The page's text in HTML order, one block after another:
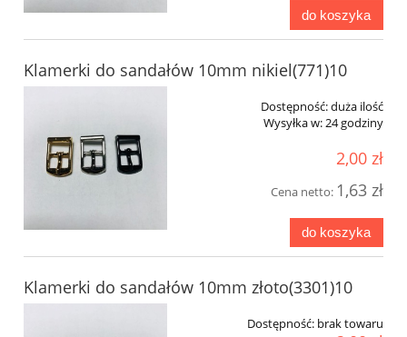
do koszyka
Klamerki do sandałów 10mm nikiel(771)10
Dostępność:duża ilość
Wysyłka w:24 godziny
2,00 zł
Cena netto: 1,63 zł
do koszyka
Klamerki do sandałów 10mm złoto(3301)10
Dostępność: brak towaru